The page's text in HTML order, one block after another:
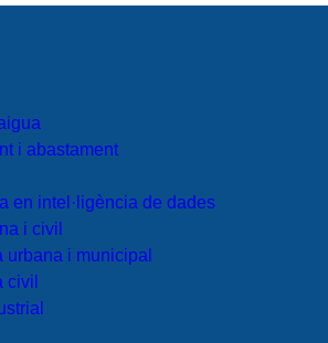
i abastament
en intel·ligència de dades
i civil
urbana i municipal
civil